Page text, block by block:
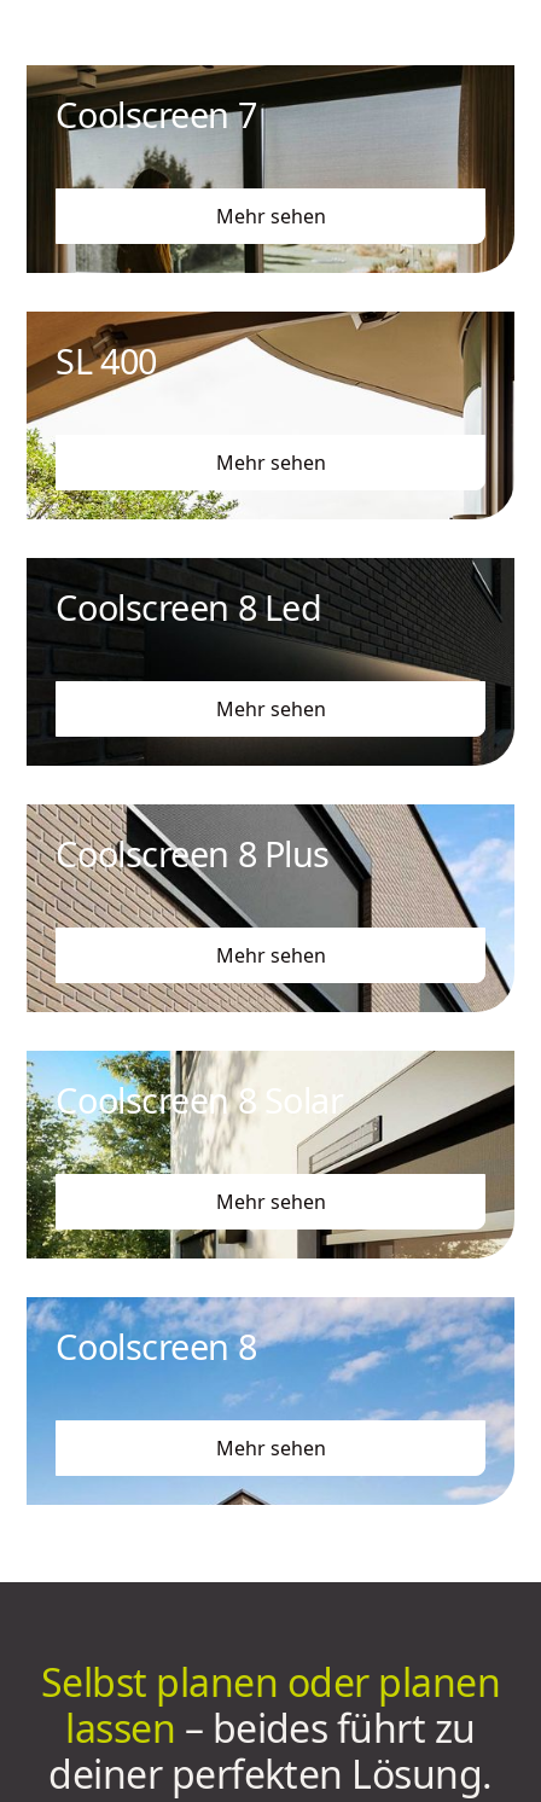
Coolscreen 7
Mehr sehen
SL 400
Mehr sehen
Coolscreen 8 Led
Mehr sehen
Coolscreen 8 Plus
Mehr sehen
Coolscreen 8 Solar
Mehr sehen
Coolscreen 8
Mehr sehen
Selbst planen oder planen
lassen – beides führt zu
deiner perfekten Lösung.